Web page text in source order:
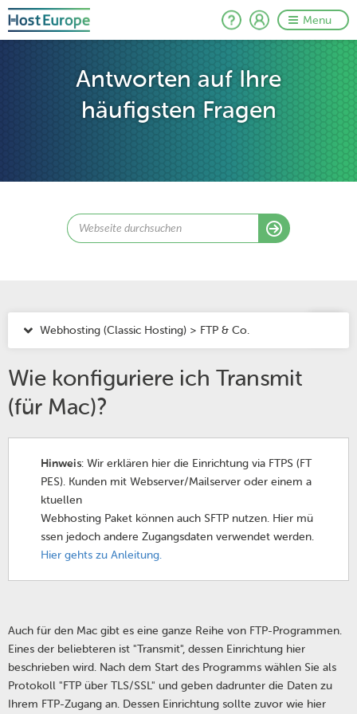
Menu
Antworten auf Ihre
häufigsten Fragen
Webhosting (Classic Hosting) > FTP & Co.
Wie konfiguriere ich Transmit
(für Mac)?
Hinweis: Wir erklären hier die Einrichtung via FTPS (FT
PES). Kunden mit Webserver/Mailserver oder einem a
ktuellen
Webhosting Paket können auch SFTP nutzen. Hier mü
ssen jedoch andere Zugangsdaten verwendet werden.
Hier gehts zu Anleitung.
Auch für den Mac gibt es eine ganze Reihe von FTP-Programmen.
Eines der beliebteren ist "Transmit", dessen Einrichtung hier
beschrieben wird. Nach dem Start des Programms wählen Sie als
Protokoll "FTP über TLS/SSL" und geben dadrunter die Daten zu
Ihrem FTP-Zugang an. Dessen Einrichtung sollte zuvor wie hier